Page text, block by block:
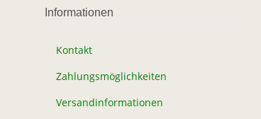
Informationen
Kontakt
Zahlungsmöglichkeiten
Versandinformationen